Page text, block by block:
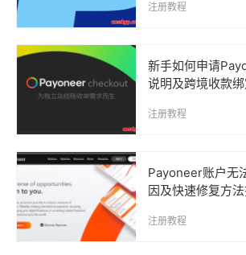
注册教程
新手如何申请
说明及跨境收款
注册教程
Payoneer账户无
因及快速修复方
注册教程